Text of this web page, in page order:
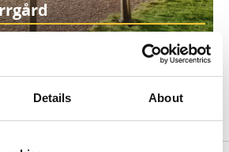
Details About